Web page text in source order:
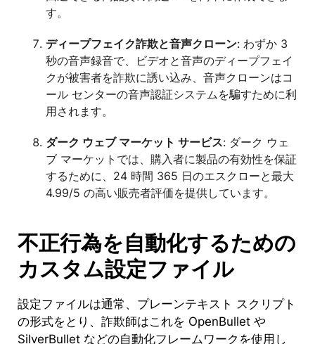
す。
ディープフェイク詐欺と音声クローン: わずか 3
秒の音声録音で、ビデオと音声のディープフェイ
クが被害者を詐欺に誘い込み、音声クローンはコ
ール センターの音声認証システムを騙すために利
用されます。
ダーク ウェブ マーケット サービス: ダーク ウェ
ブ マーケットでは、購入者に製品の有効性を保証
するために、24 時間 365 日のエスクローと最大
4.99/5 の高い販売者評価を提供しています。
不正行為を自動化するための
カスタム設定ファイル
設定ファイルは通常、プレーンテキスト スクリプト
の形式をとり、詐欺師はこれを OpenBullet や
SilverBullet などの自動化フレームワークを使用し